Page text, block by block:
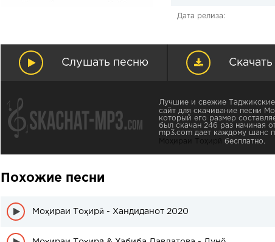
Дата релиза:
Слушать песню
Лучшие и свежие
сайт для скачивание песни
который его размер
был скачан 246 раз начиная
mp3.com дает каждому шанс
Моҳираи Тоҳирӣ
бесплатно.
Похожие песни
Моҳираи Тоҳирӣ - Хандиданот 2020